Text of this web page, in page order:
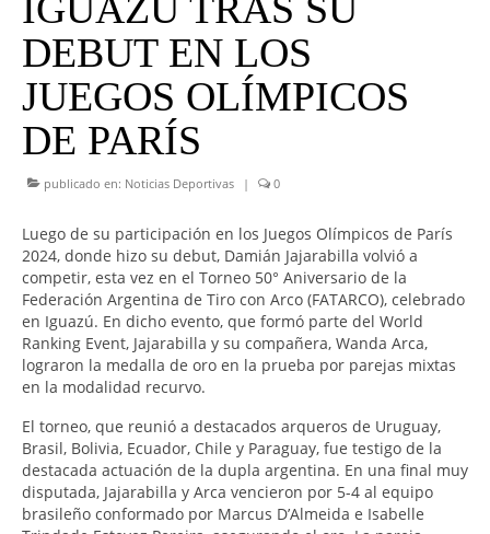
IGUAZÚ TRAS SU
DEBUT EN LOS
JUEGOS OLÍMPICOS
DE PARÍS
publicado en: Noticias Deportivas | 0
Luego de su participación en los Juegos Olímpicos de París
2024, donde hizo su debut, Damián Jajarabilla volvió a
competir, esta vez en el Torneo 50° Aniversario de la
Federación Argentina de Tiro con Arco (FATARCO), celebrado
en Iguazú. En dicho evento, que formó parte del World
Ranking Event, Jajarabilla y su compañera, Wanda Arca,
lograron la medalla de oro en la prueba por parejas mixtas
en la modalidad recurvo.
El torneo, que reunió a destacados arqueros de Uruguay,
Brasil, Bolivia, Ecuador, Chile y Paraguay, fue testigo de la
destacada actuación de la dupla argentina. En una final muy
disputada, Jajarabilla y Arca vencieron por 5-4 al equipo
brasileño conformado por Marcus D’Almeida e Isabelle